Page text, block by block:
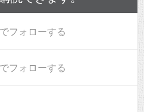
でフォローする
フォローする